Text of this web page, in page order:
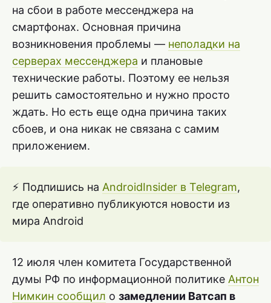
на сбои в работе мессенджера на
смартфонах. Основная причина
возникновения проблемы — неполадки на
серверах мессенджера и плановые
технические работы. Поэтому ее нельзя
решить самостоятельно и нужно просто
ждать. Но есть еще одна причина таких
сбоев, и она никак не связана с самим
приложением.
⚡ Подпишись на AndroidInsider в Telegram,
где оперативно публикуются новости из
мира Android
12 июля член комитета Государственной
думы РФ по информационной политике Антон
Нимкин сообщил о замедлении Ватсап в